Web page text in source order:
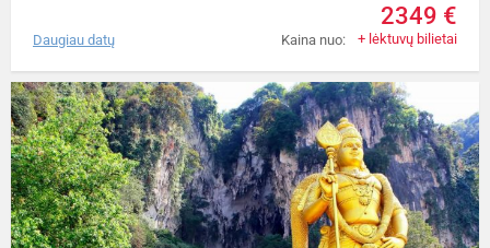
Kaina nuo:
2349 €
+ lėktuvų bilietai
Daugiau datų